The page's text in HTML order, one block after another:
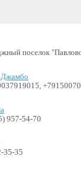
поселок
Джамбо
957-54-70
35-35